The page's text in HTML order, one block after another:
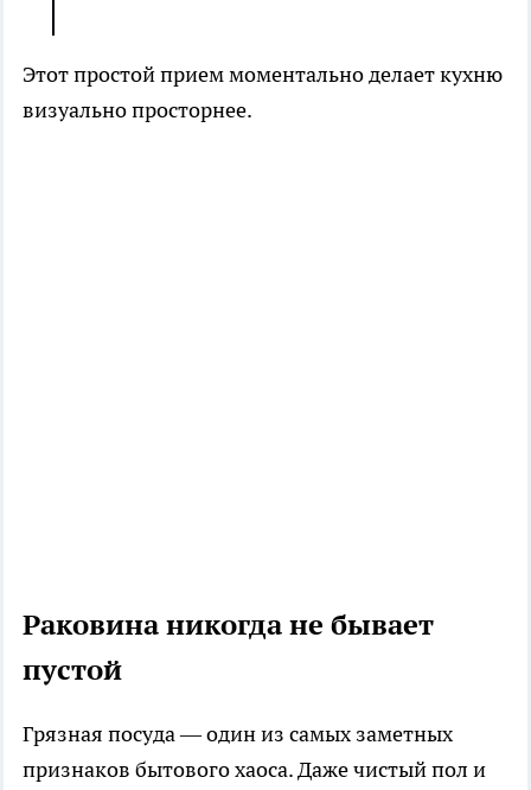
Этот простой прием моментально делает кухню
визуально просторнее.
Раковина никогда не бывает
пустой
Грязная посуда — один из самых заметных
признаков бытового хаоса. Даже чистый пол и